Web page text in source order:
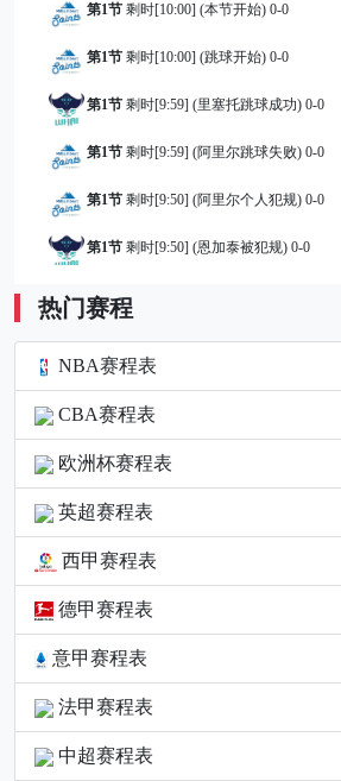
第1节 剩时[10:00] (本节开始) 0-0
第1节 剩时[10:00] (跳球开始) 0-0
第1节 剩时[9:59] (里塞托跳球成功) 0-0
第1节 剩时[9:59] (阿里尔跳球失败) 0-0
第1节 剩时[9:50] (阿里尔个人犯规) 0-0
第1节 剩时[9:50] (恩加泰被犯规) 0-0
第1节剩时[9:50] (里塞托第一罚不中) 0-0
第1节剩时[9:50] (死球进攻篮板) 0-0
第1节剩时[9:50] (里塞托第二罚命中) 0-1
第1节剩时[9:50] (斯托达特助攻) 0-1
第1节剩时[9:28] (佩珀2分抛投命中) 2-1
第1节剩时[9:20] (英格拉姆个人犯规) 2-1
第1节
热门赛程
NBA赛程表
CBA赛程表
欧洲杯赛程表
英超赛程表
西甲赛程表
德甲赛程表
意甲赛程表
法甲赛程表
中超赛程表